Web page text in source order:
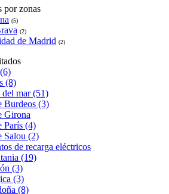
por zonas
(5)
(2)
de Madrid (2)
(8)
mar (51)
Burdeos (3)
Girona
París (4)
Salou (2)
de recarga eléctricos
(19)
(3)
(3)
(8)